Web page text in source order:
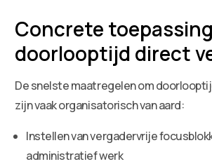
Concrete
doorlooptijd direct
De snelste maatregelen om
zijn vaak organisatorisch van aard:
Instellen van vergadervrije
administratief werk